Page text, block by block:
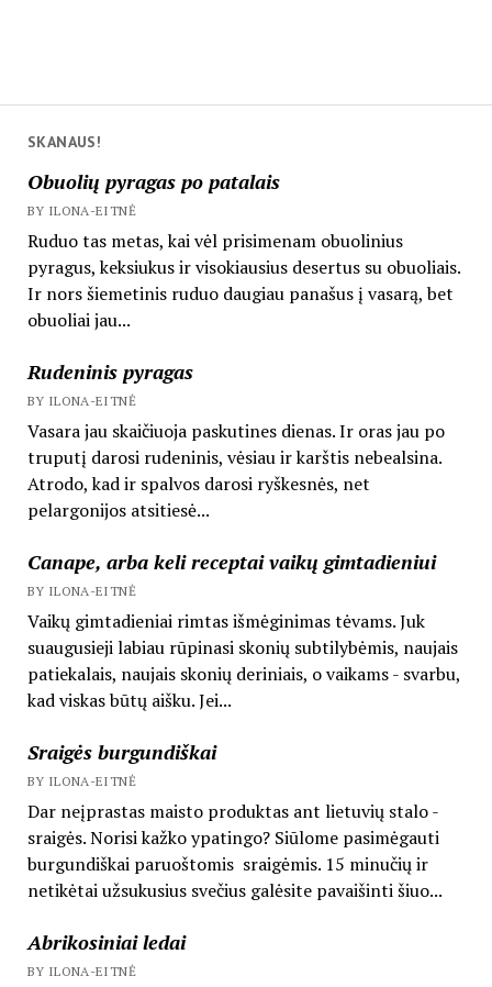
SKANAUS!
Obuolių pyragas po patalais
BY ILONA-EITNĖ
Ruduo tas metas, kai vėl prisimenam obuolinius
pyragus, keksiukus ir visokiausius desertus su obuoliais.
Ir nors šiemetinis ruduo daugiau panašus į vasarą, bet
obuoliai jau...
Rudeninis pyragas
BY ILONA-EITNĖ
Vasara jau skaičiuoja paskutines dienas. Ir oras jau po
truputį darosi rudeninis, vėsiau ir karštis nebealsina.
Atrodo, kad ir spalvos darosi ryškesnės, net
pelargonijos atsitiesė...
Canape, arba keli receptai vaikų gimtadieniui
BY ILONA-EITNĖ
Vaikų gimtadieniai rimtas išmėginimas tėvams. Juk
suaugusieji labiau rūpinasi skonių subtilybėmis, naujais
patiekalais, naujais skonių deriniais, o vaikams - svarbu,
kad viskas būtų aišku. Jei...
Sraigės burgundiškai
BY ILONA-EITNĖ
Dar neįprastas maisto produktas ant lietuvių stalo -
sraigės. Norisi kažko ypatingo? Siūlome pasimėgauti
burgundiškai paruoštomis sraigėmis. 15 minučių ir
netikėtai užsukusius svečius galėsite pavaišinti šiuo...
Abrikosiniai ledai
BY ILONA-EITNĖ